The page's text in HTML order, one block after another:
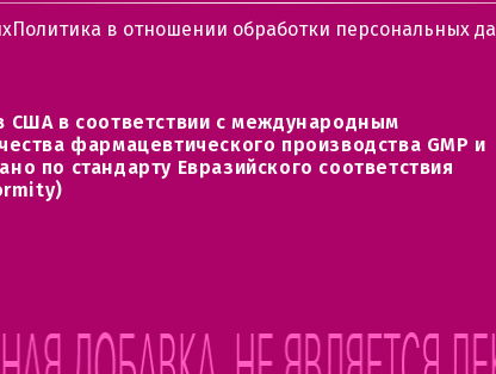
Политика в отношении обработки персональных
США в соответствии с международным
фармацевтического производства GMP и
по стандарту Евразийского соответствия